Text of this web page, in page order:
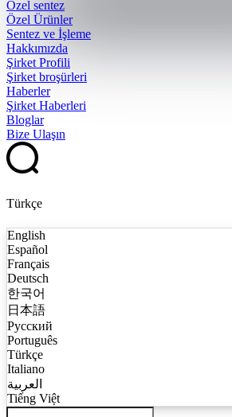
Özel sentez
Özel Ürünler
Sentez ve İşleme
Hakkımızda
Şirket Profili
Şirket broşürleri
Haberler
Şirket Haberleri
Bloglar
Bize Ulaşın
Türkçe
English
Español
Français
Deutsch
한국어
日本語
Русский
Português
Türkçe
Italiano
العربية
Tiếng Việt